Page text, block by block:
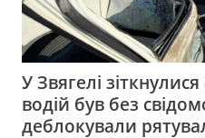
У Звягелі
водій був без
деблокували